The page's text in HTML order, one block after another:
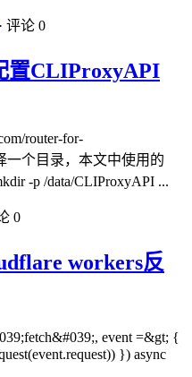
· 评论 0
置CLIProxyAPI
router-for-
一个目录，本文中使用的
-p /data/CLIProxyAPI ...
0
workers反
event =&gt; {
}) async